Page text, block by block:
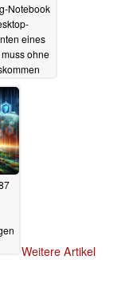
Notebook
eines
ohne
Weitere Artikel